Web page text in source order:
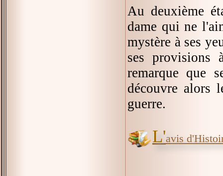
Au deuxième
dame qui ne
mystère à ses
ses provisions
remarque que
découvre alors
guerre.
L'avis